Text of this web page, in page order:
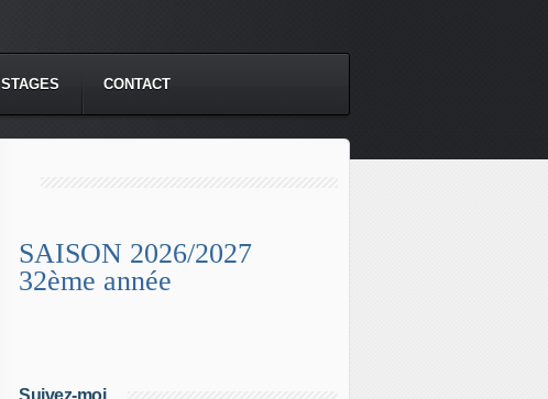
STAGES CONTACT
SAISON 2026/2027
32ème année
Suivez-moi